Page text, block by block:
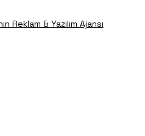
Reklam & Yazılım Ajansı